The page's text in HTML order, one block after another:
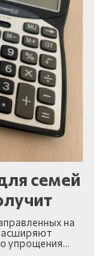
семей
на
упрощения…